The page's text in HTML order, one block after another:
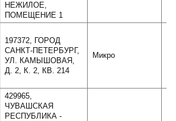
НЕЖИЛОЕ,
ПОМЕЩЕНИЕ 1
197372, ГОРОД
САНКТ-ПЕТЕРБУРГ,
УЛ. КАМЫШОВАЯ,
Д. 2, К. 2, КВ. 214
Микро
429965,
ЧУВАШСКАЯ
РЕСПУБЛИКА -